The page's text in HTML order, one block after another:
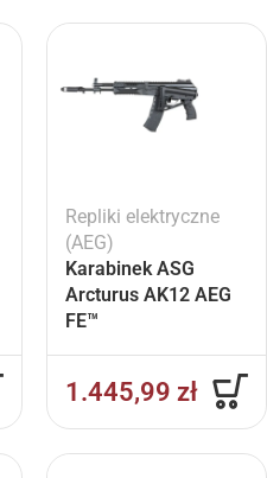
Repliki elektryczne
(AEG)
Karabinek ASG
Arcturus AK12 AEG
FE™
1.445,99zł